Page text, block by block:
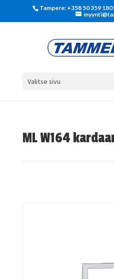
Tampere: +358 50 359
Valitse sivu
ML W164